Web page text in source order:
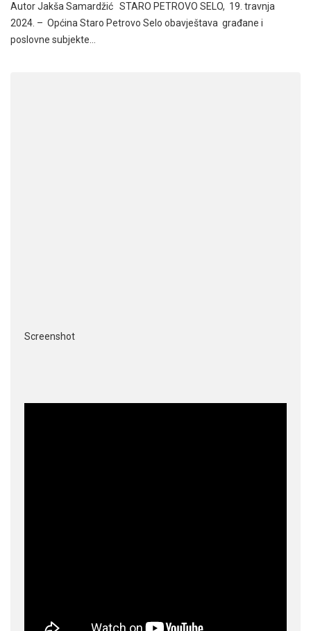
Autor Jakša Samardžić STARO PETROVO SELO, 19. travnja
2024. – Općina Staro Petrovo Selo obavještava građane i
poslovne subjekte…
Screenshot